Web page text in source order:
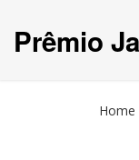
Prêmio
Home